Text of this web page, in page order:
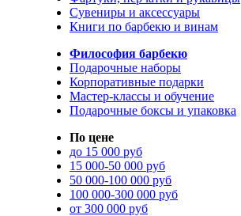
Сувениры и аксессуары
Книги по барбекю и винам
Философия барбекю
Подарочные наборы
Корпоративные подарки
Мастер-классы и обучение
Подарочные боксы и упаковка
По цене
до 15 000 руб
15 000-50 000 руб
50 000-100 000 руб
100 000-300 000 руб
от 300 000 руб